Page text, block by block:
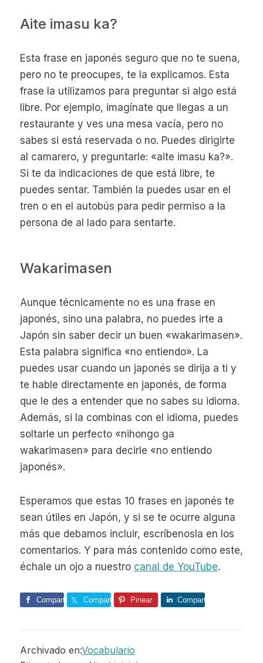
Aite imasu ka?
Esta frase en japonés seguro que no te suena,
pero no te preocupes, te la explicamos. Esta
frase la utilizamos para preguntar si algo está
libre. Por ejemplo, imagínate que llegas a un
restaurante y ves una mesa vacía, pero no
sabes si está reservada o no. Puedes dirigirte
al camarero, y preguntarle: «aite imasu ka?».
Si te da indicaciones de que está libre, te
puedes sentar. También la puedes usar en el
tren o en el autobús para pedir permiso a la
persona de al lado para sentarte.
Wakarimasen
Aunque técnicamente no es una frase en
japonés, sino una palabra, no puedes irte a
Japón sin saber decir un buen «wakarimasen».
Esta palabra significa «no entiendo». La
puedes usar cuando un japonés se dirija a ti y
te hable directamente en japonés, de forma
que le des a entender que no sabes su idioma.
Además, si la combinas con el idioma, puedes
soltarle un perfecto «nihongo ga
wakarimasen» para decirle «no entiendo
japonés».
Esperamos que estas 10 frases en japonés te
sean útiles en Japón, y si se te ocurre alguna
más que debamos incluir, escríbenosla en los
comentarios. Y para más contenido como este,
échale un ojo a nuestro canal de YouTube.
Comparte Comparte Pinear Comparte
Archivado en:Vocabulario